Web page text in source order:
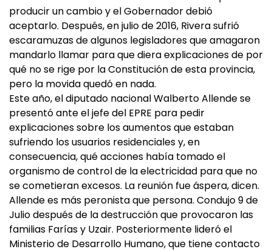
producir un cambio y el Gobernador debió
aceptarlo. Después, en julio de 2016, Rivera sufrió
escaramuzas de algunos legisladores que amagaron
mandarlo llamar para que diera explicaciones de por
qué no se rige por la Constitución de esta provincia,
pero la movida quedó en nada.
Este año, el diputado nacional Walberto Allende se
presentó ante el jefe del EPRE para pedir
explicaciones sobre los aumentos que estaban
sufriendo los usuarios residenciales y, en
consecuencia, qué acciones había tomado el
organismo de control de la electricidad para que no
se cometieran excesos. La reunión fue áspera, dicen.
Allende es más peronista que persona. Condujo 9 de
Julio después de la destrucción que provocaron las
familias Farías y Uzair. Posteriormente lideró el
Ministerio de Desarrollo Humano, que tiene contacto